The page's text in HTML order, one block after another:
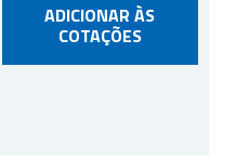
ADICIONAR ÀS
COTAÇÕES